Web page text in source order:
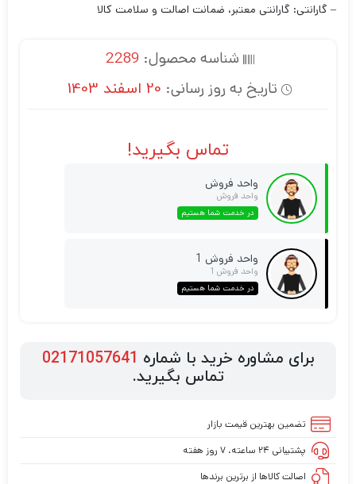
– گارانتی: گارانتی معتبر، ضمانت اصالت و سلامت کالا
شناسه محصول: 2289
تاریخ به روز رسانی: 20 اسفند 1403
تماس بگیرید!
واحد فروش
واحد فروش
در خدمت شما هستیم
واحد فروش 1
واحد فروش 1
در خدمت شما هستیم
برای مشاوره خرید با شماره 02171057641
تماس بگیرید.
تضمین بهترین قیمت بازار
پشتیبانی ۲۴ ساعته، ۷ روز هفته
اصالت کالاها از برترین برندها